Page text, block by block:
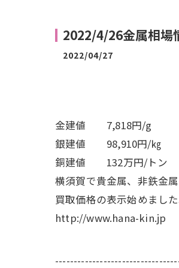
2022/4/26金属相場
2022/04/27
金建値 7,818円/g
銀建値 98,910円/㎏
銅建値 132万円/トン
横須賀で貴金属、非鉄金
買取価格の表示始めました
http://www.hana-kin.jp